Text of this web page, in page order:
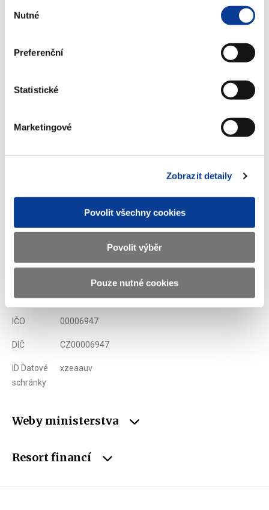
souhlasu
Nutné
Preferenční
Statistické
Marketingové
Zobrazit detaily
Povolit všechny cookies
Povolit výběr
Pouze nutné cookies
Stáhnout vše
Ministerstvo financí ČR
Letenská 15, 118 10 Praha
E-mail podatelna@mfcr.cz
IČO 00006947
DIČ CZ00006947
ID Datové
schránky
xzeaauv
Weby ministerstva
Resort financí